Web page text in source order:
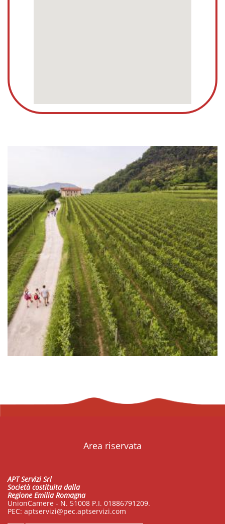
APT Servizi Srl
Società costituita dalla
Regione Emilia Romagna
UnionCamere - N. 51008 P.I. 01886791209.
PEC: aptservizi@pec.aptservizi.com
Area riservata